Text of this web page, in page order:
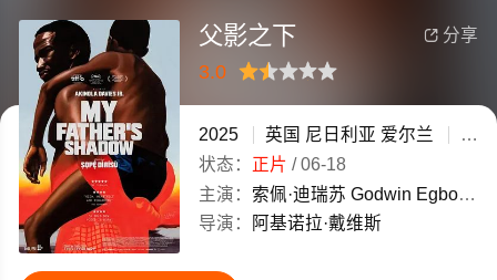
 分享
父影之下
3.0
很差较差还行推荐力荐
2025 英国 尼日利亚 爱尔兰
剧情
状态： 正片 /06-18
主演： 索佩·迪瑞苏 Godwin Egbo
导演：
阿基诺拉·戴维斯